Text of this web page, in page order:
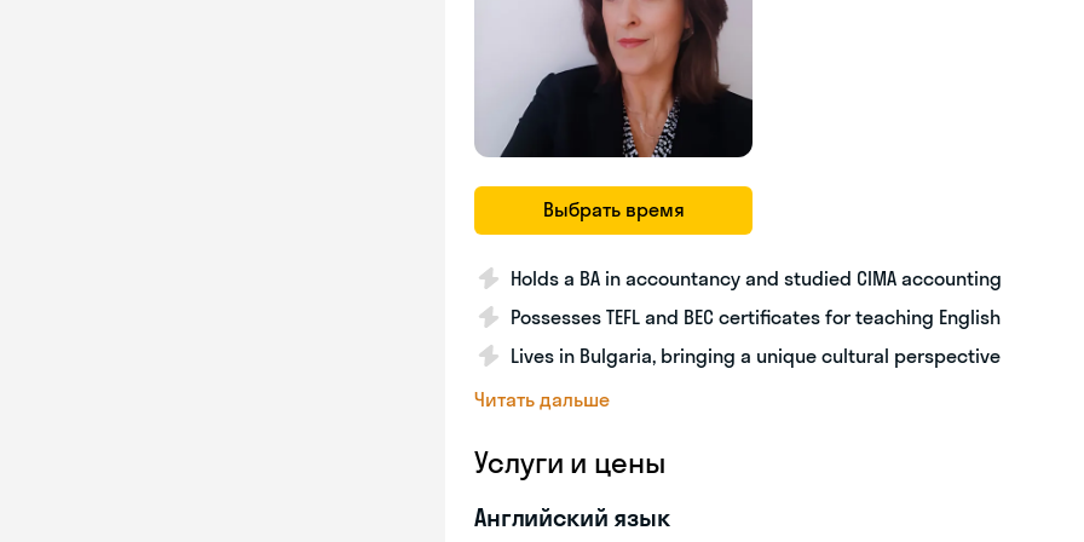
Выбрать время
Holds a BA in accountancy and studied CIMA accounting
Possesses TEFL and BEC certificates for teaching English
Lives in Bulgaria, bringing a unique cultural perspective
Читать дальше
Услуги и цены
Английский язык